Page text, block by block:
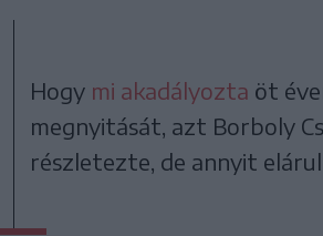
Hogy mi akadályozta öt
megnyitását, azt Borboly
részletezte, de annyit